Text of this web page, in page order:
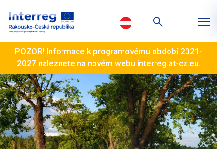
POZOR! Informace k programovému období 2021-
2027 naleznete na novém webu interreg.at-cz.eu.